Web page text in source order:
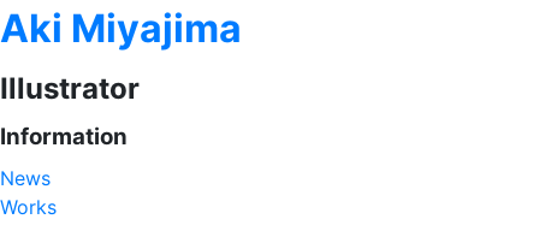
Aki Miyajima
Illustrator
Information
News
Works